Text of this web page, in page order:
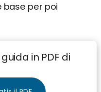
base per poi
in PDF di